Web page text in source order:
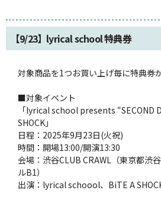
【9/23】lyrical school 特典券
対象商品を1つお買い上げ毎に特典券
■対象イベント
「lyrical school presents “SECOND
SHOCK」
日程：2025年9月23日(火祝)
時間：開場13:00/開演13:30
会場：渋谷CLUB CRAWL（東京都渋
ルB1）
出演：lyrical schoool、BiTE A